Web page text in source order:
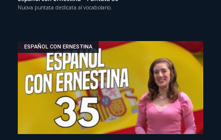
Nuova puntata dedicata al vocabolario.
ESPAÑOL CON ERNESTINA